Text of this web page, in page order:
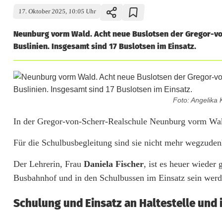
17. Oktober 2025, 10:05 Uhr
Neunburg vorm Wald. Acht neue Buslotsen der
Buslinien. Insgesamt sind 17 Buslotsen im Einsatz.
Foto: Angelika
N
e
u
e
B
In der Gregor-von-Scherr-Realschule Neunburg vorm
Für die Schulbusbegleitung sind sie nicht mehr
Der Lehrerin, Frau Daniela Fischer, ist es heuer wieder
Busbahnhof und in den Schulbussen im Einsatz sein
Schulung und Einsatz an Haltestelle und